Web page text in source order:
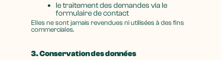
le traitement des demandes via le
formulaire de contact
Elles ne sont jamais revendues ni utilisées à des fins
commerciales.
3. Conservation des données